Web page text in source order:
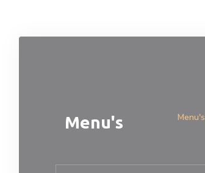
Menu's
Menu's